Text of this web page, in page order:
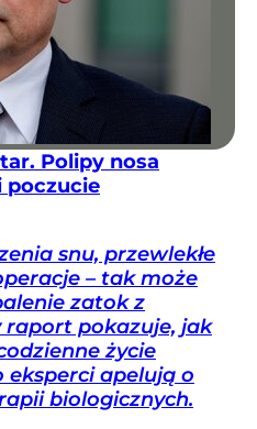
Polipy nosa
poczucie
snu, przewlekłe
– tak może
zatok z
pokazuje, jak
życie
apelują o
biologicznych.